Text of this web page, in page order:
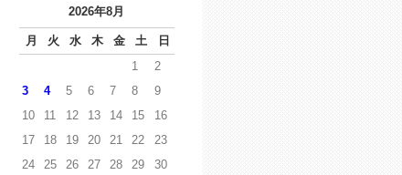
2026年8月
月 火 水 木 金 土 日
1
2
3
4 5 6 7 8
9
10
11 12 13 14 15
16
17
18 19 20 21 22
23
24
25 26 27 28 29
30